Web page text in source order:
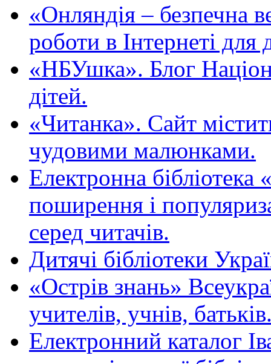
«Oнляндія – безпечна
роботи в Інтернеті для
«НБУшка». Блог
дітей.
«Читанка». Сайт
чудовими малюнками.
Електронна
поширення і
серед читачів.
Дитячі бібліотеки
«Острів знань»
учителів, учнів,
Електронний каталог